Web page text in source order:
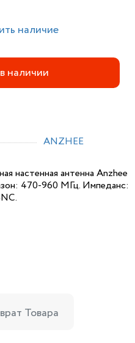
наличие
наличии
ANZHEE
настенная антенна Anzhee
470-960 МГц. Импеданс:
Товара